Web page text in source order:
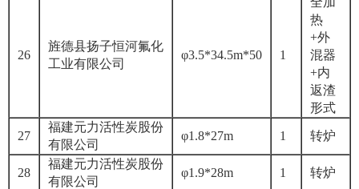
26
旌德县扬子恒河氟化
工业有限公司
φ3.5*34.5m*50 1
热
+外
混器
+内
返渣
形式
27
福建元力活性炭股份
有限公司
φ1.8*27m 1 转炉
28
福建元力活性炭股份
有限公司
φ1.9*28m 1 转炉